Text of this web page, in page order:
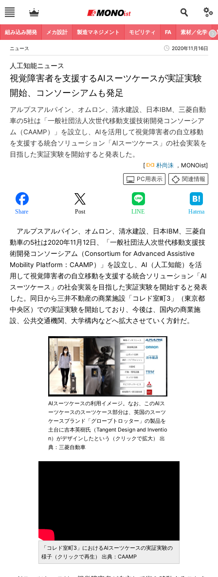
組み込み開発 メカ設計 製造マネジメント モビリティ FA 素材／化学
ニュース 2020年11月16日
視覚障害者を支援するAIスーツケースが実証実験
開始、コンソーシアムも発足
人工知能ニュース
アルプスアルパイン、オムロン、清水建設、日本IBM、三菱自動
車の5社は「一般社団法人次世代移動支援技術開発コンソーシア
ム（CAAMP）」を設立し、AIを活用して視覚障害者の自立移動
を支援する統合ソリューション「AIスーツケース」の社会実装を
目指した実証実験を開始すると発表した。
[ 朴尚洙 ，MONOist]
PC用表示
関連情報
Share Post LINE Hatena
アルプスアルパイン、オムロン、清水建設、日本IBM、三菱自
動車の5社は2020年11月12日、「一般社団法人次世代移動支援技
術開発コンソーシアム（Consortium for Advanced Assistive
Mobility Platform：CAAMP）」を設立し、AI（人工知能）を活
用して視覚障害者の自立移動を支援する統合ソリューション「AI
スーツケース」の社会実装を目指した実証実験を開始すると発表
した。同日から三井不動産の商業施設「コレド室町3」（東京都
中央区）での実証実験を開始しており、今後は、国内の商業施
設、公共交通機関、大学構内などへ拡大させていく方針だ。
AIスーツケースの利用イメージ。なお、このAIス
ーツケースのスーツケース部分は、英国のスーツ
ケースブランド「グローブトロッター」の製品を
土台に吉本英樹氏（Tangent Design and Inventio
n）がデザインしたという（クリックで拡大） 出
典：三菱自動車
「コレド室町3」におけるAIスーツケースの実証実験の
様子（クリックで再生） 出典：CAAMP